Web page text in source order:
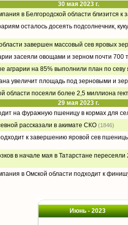
30 мая 2023 г.
в Белгородской области близится к
осталось досеять подсолнечник,
завершен массовый сев яровых
засеяли овощами и зерном почти 700
аграрии на 85% выполнили план по севу
увеличит площадь под зерновыми и
области посеяли более 2,5 миллиона
29 мая 2023 г.
на фуражную пшеницу в кормах для
рассказали в акимате СКО (1846)
к завершению яровой сев
в начале мая в Татарстане пересеяли
в Омской области подходит к
Июнь - 2023